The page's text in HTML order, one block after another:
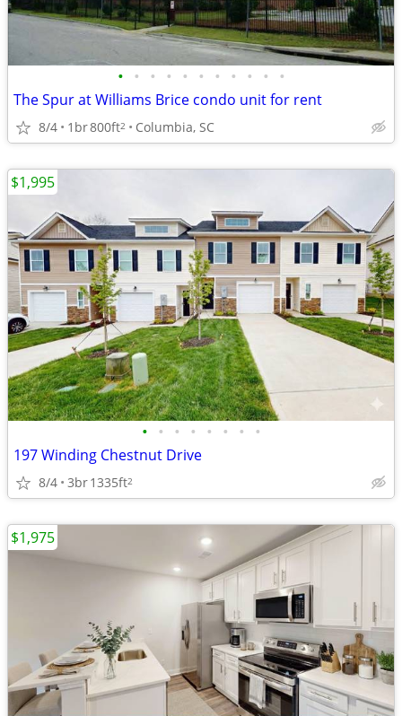
• • • • • • • • • • •
The Spur at Williams Brice condo unit for rent
8/4 1br800ft2 Columbia, SC
• • • • • • • •
197 Winding Chestnut Drive
8/4 3br1335ft2
$1,995
$1,975